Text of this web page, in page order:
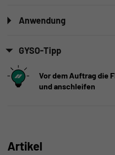
Anwendung
GYSO-Tipp
Vor dem Auftrag die
und anschleifen
Artikel